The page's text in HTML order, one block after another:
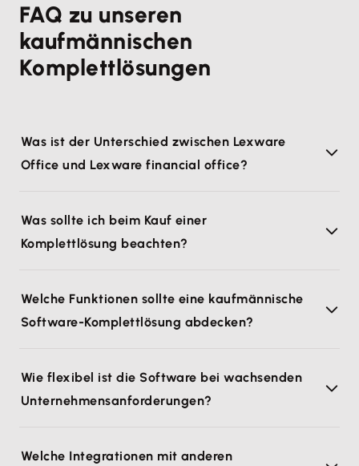
FAQ zu unseren
kaufmännischen
Komplettlösungen
Was ist der Unterschied zwischen Lexware
Office und Lexware financial office?
Was sollte ich beim Kauf einer
Komplettlösung beachten?
Welche Funktionen sollte eine kaufmännische
Software-Komplettlösung abdecken?
Wie flexibel ist die Software bei wachsenden
Unternehmensanforderungen?
Welche Integrationen mit anderen